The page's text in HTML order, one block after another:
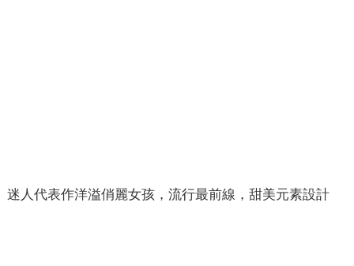
迷人代表作洋溢俏麗女孩，流行最前線，甜美元素設計